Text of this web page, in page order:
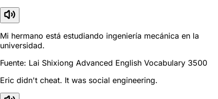
Mi hermano está estudiando ingeniería mecánica en la
universidad.
Fuente: Lai Shixiong Advanced English Vocabulary 3500
Eric didn't cheat. It was social engineering.